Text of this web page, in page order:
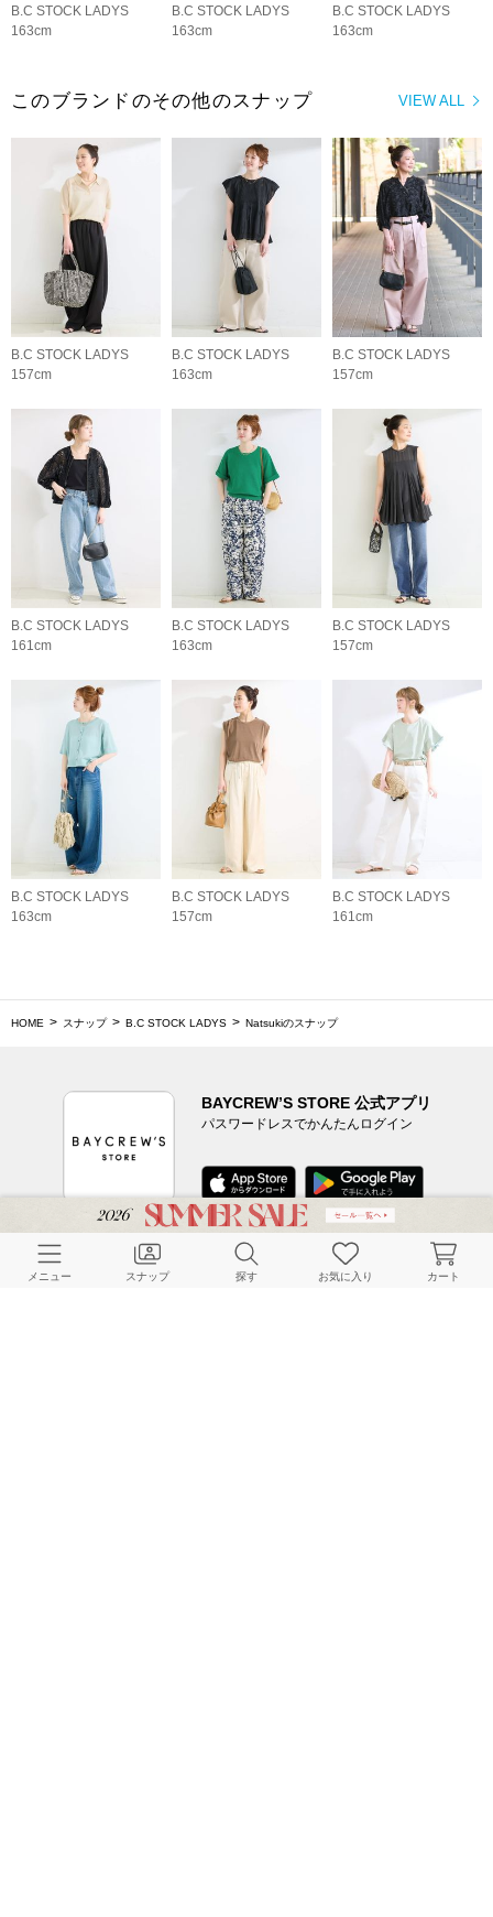
B.C STOCK LADYS
163cm
B.C STOCK LADYS
163cm
B.C STOCK LADYS
163cm
VIEW ALL
このブランドのその他のスナップ
B.C STOCK LADYS
157cm
B.C STOCK LADYS
163cm
B.C STOCK LADYS
157cm
B.C STOCK LADYS
161cm
B.C STOCK LADYS
163cm
B.C STOCK LADYS
157cm
B.C STOCK LADYS
163cm
B.C STOCK LADYS
157cm
B.C STOCK LADYS
161cm
HOME スナップ B.C STOCK LADYS Natsukiのスナップ
BAYCREW’S STORE 公式アプリ
パスワードレスでかんたんログイン
CUSTOMER SERVICE
メニュー スナップ 探す お気に入り カート